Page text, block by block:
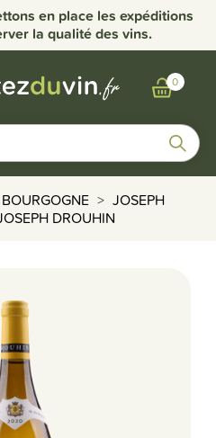
en place les expéditions
la qualité des vins.
0
WINES
REGIONS
& SPIRITS
BOURGOGNE
JOSEPH
DROUHIN